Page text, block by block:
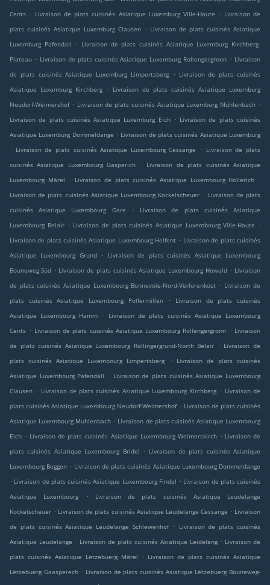
Cents . Livraison de plats cuisinés Asiatique Luxemburg Ville-Haute . Livraison de
plats cuisinés Asiatique Luxemburg Clausen . Livraison de plats cuisinés Asiatique
Luxemburg Pafendall
. Livraison de plats cuisinés Asiatique Luxemburg Kirchberg-
Plateau . Livraison de plats cuisinés Asiatique Luxemburg Rollengergronn . Livraison
de plats cuisinés Asiatique Luxemburg Limpertsberg
. Livraison de plats cuisinés
Asiatique Luxemburg Kirchberg
. Livraison de plats cuisinés Asiatique Luxemburg
Neudorf-Weimershof . Livraison de plats cuisinés Asiatique Luxemburg Mühlenbach .
Livraison de plats cuisinés Asiatique Luxemburg Eich . Livraison de plats cuisinés
Asiatique Luxemburg Dommeldange . Livraison de plats cuisinés Asiatique Luxemburg
. Livraison de plats cuisinés Asiatique Luxembourg Cessange . Livraison de plats
cuisinés Asiatique Luxembourg Gasperich
. Livraison de plats cuisinés Asiatique
Luxembourg Märel
. Livraison de plats cuisinés Asiatique Luxembourg Hollerich
.
Livraison de plats cuisinés Asiatique Luxembourg Kockelscheuer . Livraison de plats
cuisinés Asiatique Luxembourg Gare
.
Livraison de plats cuisinés Asiatique
Luxembourg Belair . Livraison de plats cuisinés Asiatique Luxembourg Ville-Haute
.
Livraison de plats cuisinés Asiatique Luxembourg Helfent . Livraison de plats cuisinés
Asiatique Luxembourg Grund
.
Livraison de plats cuisinés Asiatique Luxembourg
Bouneweg-Süd . Livraison de plats cuisinés Asiatique Luxembourg Howald . Livraison
de plats cuisinés Asiatique Luxembourg Bonnevoie-Nord-Verlorenkost . Livraison de
plats cuisinés Asiatique Luxembourg Polfermillen
.
Livraison de plats cuisinés
Asiatique Luxembourg Hamm
. Livraison de plats cuisinés Asiatique Luxembourg
Cents . Livraison de plats cuisinés Asiatique Luxembourg Rollengergronn . Livraison
de plats cuisinés Asiatique Luxembourg Rollingergrund-North Belair
. Livraison de
plats cuisinés Asiatique Luxembourg Limpertsberg
.
Livraison de plats cuisinés
Asiatique Luxembourg Pafendall
. Livraison de plats cuisinés Asiatique Luxembourg
Clausen . Livraison de plats cuisinés Asiatique Luxembourg Kirchberg . Livraison de
plats cuisinés Asiatique Luxembourg Neudorf-Weimershof . Livraison de plats cuisinés
Asiatique Luxembourg Muhlenbach . Livraison de plats cuisinés Asiatique Luxembourg
Eich . Livraison de plats cuisinés Asiatique Luxembourg Weimerskirch . Livraison de
plats cuisinés Asiatique Luxembourg Bridel
. Livraison de plats cuisinés Asiatique
Luxembourg Beggen . Livraison de plats cuisinés Asiatique Luxembourg Dommeldange
. Livraison de plats cuisinés Asiatique Luxembourg Findel . Livraison de plats cuisinés
Asiatique Luxembourg
.
Livraison de plats cuisinés Asiatique Leudelange
Kockelscheuer . Livraison de plats cuisinés Asiatique Leudelange Cessange . Livraison
de plats cuisinés Asiatique Leudelange Schlewenhof
. Livraison de plats cuisinés
Asiatique Leudelange . Livraison de plats cuisinés Asiatique Leideleng . Livraison de
plats cuisinés Asiatique Lëtzebuerg Märel
. Livraison de plats cuisinés Asiatique
Lëtzebuerg Gaasperech . Livraison de plats cuisinés Asiatique Lëtzebuerg Bouneweg-